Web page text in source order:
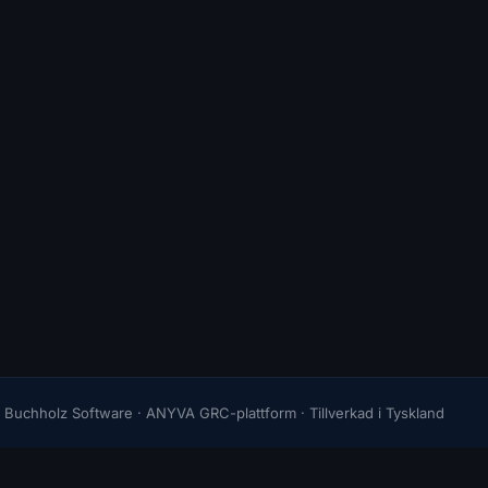
Software · ANYVA GRC-plattform · Tillverkad i Tyskland